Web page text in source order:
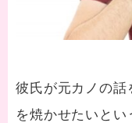
彼氏が元カノの話
を焼かせたいとい